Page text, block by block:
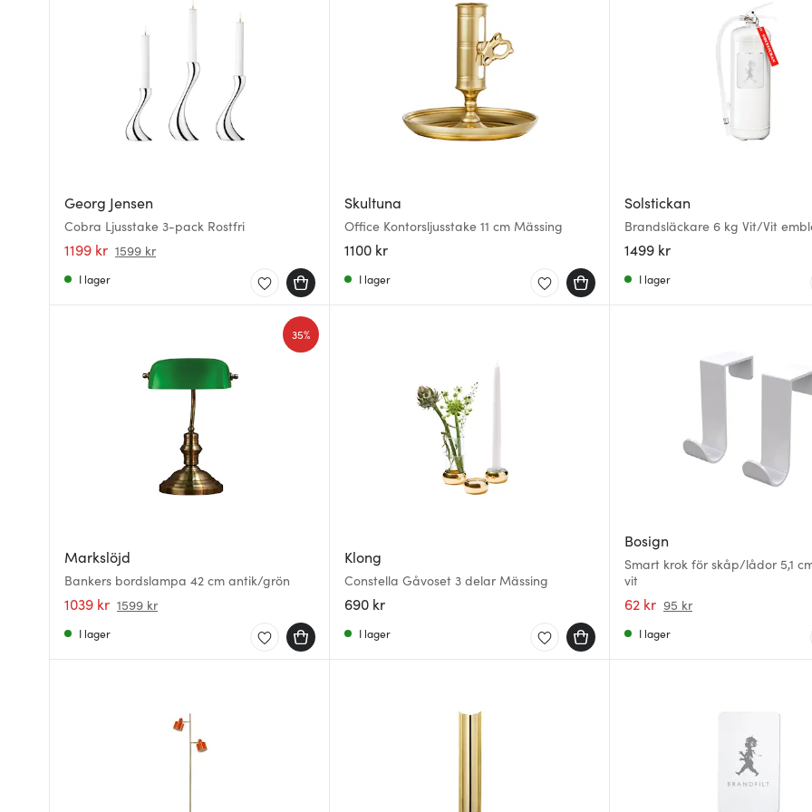
Georg Jensen
Cobra Ljusstake 3-pack Rostfri
1199 kr 1599 kr
I lager
Skultuna
Office Kontorsljusstake 11 cm Mässing
1100 kr
I lager
Solstickan
Brandsläckare 6 kg Vit/Vit
1499 kr
I lager
Markslöjd
Bankers bordslampa 42 cm antik/grön
1039 kr 1599 kr
35%
I lager
Klong
Constella Gåvoset 3 delar Mässing
690 kr
I lager
Bosign
Smart krok för skåp/lådor 5,1
vit
62 kr 95 kr
I lager